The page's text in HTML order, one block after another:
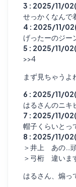
3 : 2025/11/
せっかくなんで
4 : 2025/11/
げったーのジー
5 : 2025/11/
>>4
まず見ちゃうよ
6 : 2025/11/
はるさんのニキ
7 : 2025/11/
帽子くらいとっ
8 : 2025/11/
＞井上 あの…
＞弓桁 違いま
はるさん、煽っ